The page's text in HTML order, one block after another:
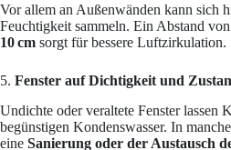
Vor allem an Außenwänden kann sich
Feuchtigkeit sammeln. Ein Abstand von
10 cm sorgt für bessere Luftzirkulation.
5. Fenster auf Dichtigkeit und
Undichte oder veraltete Fenster lassen
begünstigen Kondenswasser. In
eine Sanierung oder der Austausch